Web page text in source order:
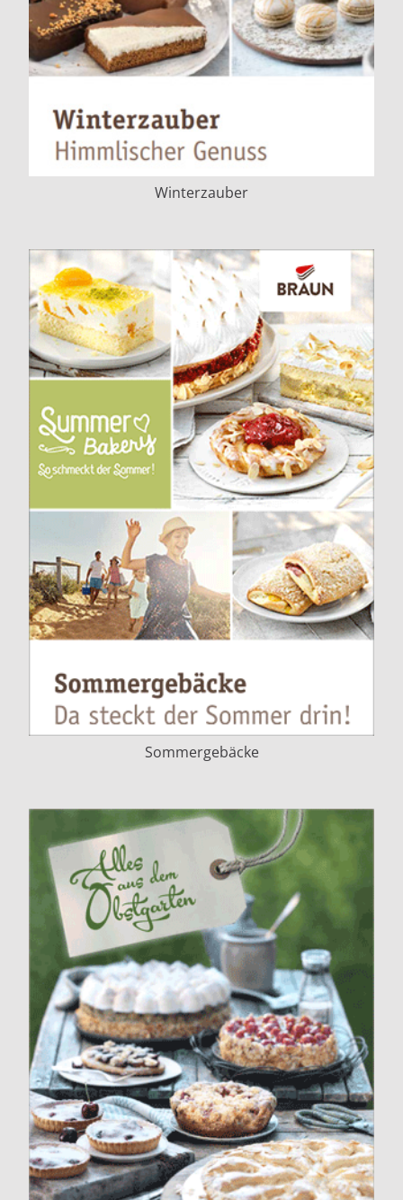
Winterzauber
Sommergebäcke